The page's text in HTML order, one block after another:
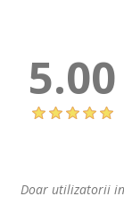
5.00
Doar utilizatorii